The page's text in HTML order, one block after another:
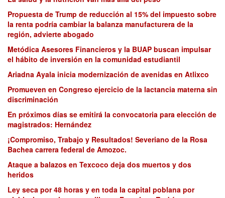
Propuesta de Trump de reducción al 15% del impuesto sobre
la renta podría cambiar la balanza manufacturera de la
región, advierte abogado
Metódica Asesores Financieros y la BUAP buscan impulsar
el hábito de inversión en la comunidad estudiantil
Ariadna Ayala inicia modernización de avenidas en Atlixco
Promueven en Congreso ejercicio de la lactancia materna sin
discriminación
En próximos días se emitirá la convocatoria para elección de
magistrados: Hernández
¡Compromiso, Trabajo y Resultados! Severiano de la Rosa
Bachea carrera federal de Amozoc.
Ataque a balazos en Texcoco deja dos muertos y dos
heridos
Ley seca por 48 horas y en toda la capital poblana por